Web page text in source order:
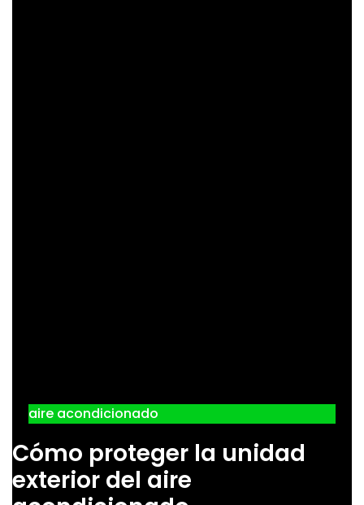
aire acondicionado
Cómo proteger la unidad
exterior del aire